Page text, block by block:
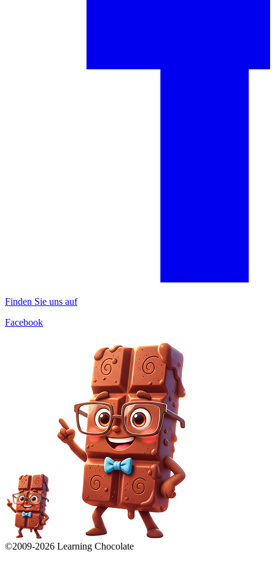
Finden Sie uns auf
Facebook
©2009-2026 Learning Chocolate